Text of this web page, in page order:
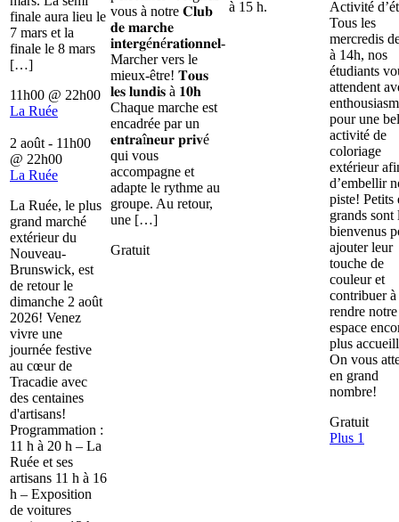
finale aura lieu le
7 mars et la
finale le 8 mars
[…]
11h00 @ 22h00
La Ruée
2 août - 11h00
@ 22h00
La Ruée
La Ruée, le plus
grand marché
extérieur du
Nouveau-
Brunswick, est
de retour le
dimanche 2 août
2026! Venez
vivre une
journée festive
au cœur de
Tracadie avec
des centaines
d'artisans!
Programmation :
11 h à 20 h – La
Ruée et ses
artisans 11 h à 16
h – Exposition
de voitures
vous à notre 𝐂𝐥𝐮𝐛
𝐝𝐞 𝐦𝐚𝐫𝐜𝐡𝐞
𝐢𝐧𝐭𝐞𝐫𝐠é𝐧é𝐫𝐚𝐭𝐢𝐨𝐧𝐧𝐞𝐥-
Marcher vers le
mieux-être! 𝐓𝐨𝐮𝐬
𝐥𝐞𝐬 𝐥𝐮𝐧𝐝𝐢𝐬 à 𝟏𝟎𝐡
Chaque marche est
encadrée par un
𝐞𝐧𝐭𝐫𝐚î𝐧𝐞𝐮𝐫 𝐩𝐫𝐢𝐯é
qui vous
accompagne et
adapte le rythme au
groupe. Au retour,
une […]
Gratuit
à 15 h.
Activité
Tous les
mercredis
à 14h, nos
étudiants
attendent
pour une
activité de
coloriage
extérieur
d’embellir
piste! Petits
grands sont
bienvenus
ajouter leur
touche de
couleur et
contribuer à
rendre notre
espace
plus
On vous
en grand
nombre!
Gratuit
Plus 1